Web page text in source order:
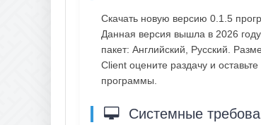
Скачать новую версию 0.1.5
Данная версия вышла в 2026
пакет: Английский, Русский.
Client оцените раздачу и
программы.
Системные